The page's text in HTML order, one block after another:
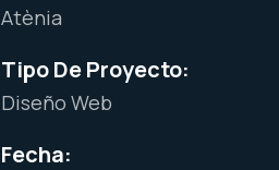
Atènia
Tipo De Proyecto:
Diseño Web
Fecha: